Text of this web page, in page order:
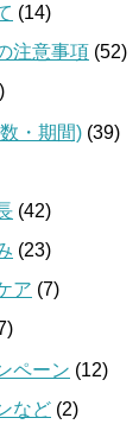
(14)
注意事項 (52)
・期間) (39)
(42)
(23)
ア (7)
ペーン (12)
など (2)